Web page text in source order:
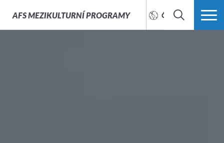
AFSMEZIKULTURNÍ PROGRAMY ČEŠTINA
HLEDAT VÍCE